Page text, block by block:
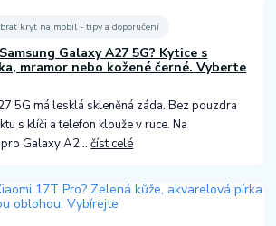
kryt na mobil - tipy a doporučení
Galaxy A27 5G? Kytice s
mramor nebo kožené černé. Vyberte
5G má lesklá skleněná záda. Bez pouzdra
s klíči a telefon klouže v ruce. Na
Galaxy A2...číst celé